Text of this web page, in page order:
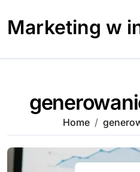
content
Marketing w
Home